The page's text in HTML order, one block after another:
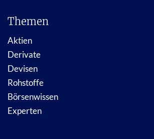
Themen
Aktien
Derivate
Devisen
Rohstoffe
Börsenwissen
Experten